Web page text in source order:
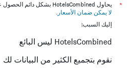
*
يحاول HotelsCombined بشكل دائم الحصول على الأسعار الدقيقة، ولكن
لا يمكن ضمان الأسعار .
إليك السبب:
HotelsCombined ليس البائع
نقوم بتجميع الكثير من البيانات لك